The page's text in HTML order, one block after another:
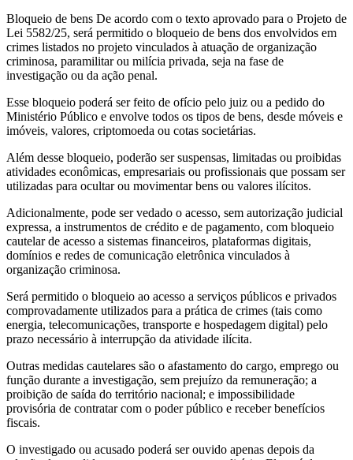
Bloqueio de bens De acordo com o texto aprovado para o Projeto de
Lei 5582/25, será permitido o bloqueio de bens dos envolvidos em
crimes listados no projeto vinculados à atuação de organização
criminosa, paramilitar ou milícia privada, seja na fase de
investigação ou da ação penal.
Esse bloqueio poderá ser feito de ofício pelo juiz ou a pedido do
Ministério Público e envolve todos os tipos de bens, desde móveis e
imóveis, valores, criptomoeda ou cotas societárias.
Além desse bloqueio, poderão ser suspensas, limitadas ou proibidas
atividades econômicas, empresariais ou profissionais que possam ser
utilizadas para ocultar ou movimentar bens ou valores ilícitos.
Adicionalmente, pode ser vedado o acesso, sem autorização judicial
expressa, a instrumentos de crédito e de pagamento, com bloqueio
cautelar de acesso a sistemas financeiros, plataformas digitais,
domínios e redes de comunicação eletrônica vinculados à
organização criminosa.
Será permitido o bloqueio ao acesso a serviços públicos e privados
comprovadamente utilizados para a prática de crimes (tais como
energia, telecomunicações, transporte e hospedagem digital) pelo
prazo necessário à interrupção da atividade ilícita.
Outras medidas cautelares são o afastamento do cargo, emprego ou
função durante a investigação, sem prejuízo da remuneração; a
proibição de saída do território nacional; e impossibilidade
provisória de contratar com o poder público e receber benefícios
fiscais.
O investigado ou acusado poderá ser ouvido apenas depois da